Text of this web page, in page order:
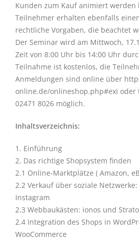
Kunden zum Kauf animiert werden
Teilnehmer erhalten ebenfalls
rechtliche Vorgaben, die beachtet
Der Seminar wird am Mittwoch,
Zeit von 8:00 Uhr bis 14:00 Uhr
Teilnahme ist kostenlos, die
Anmeldungen sind online über
online.de/onlineshop.php#exi
02471 8026 möglich.
Inhaltsverzeichnis:
1. Einführung
2. Das richtige Shopsystem finden
2.1 Online-Marktplätze ( Amazon,
2.2 Verkauf über soziale
Instagram
2.3 Webbaukästen: ionos und Strato
2.4 Integration des Shops in
WooCommerce